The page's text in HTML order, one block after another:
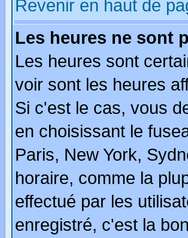
Revenir en haut de
Les heures ne sont
Les heures sont
voir sont les heures
Si c'est le cas, vous
en choisissant le
Paris, New York,
horaire, comme la
effectué par les
enregistré, c'est la